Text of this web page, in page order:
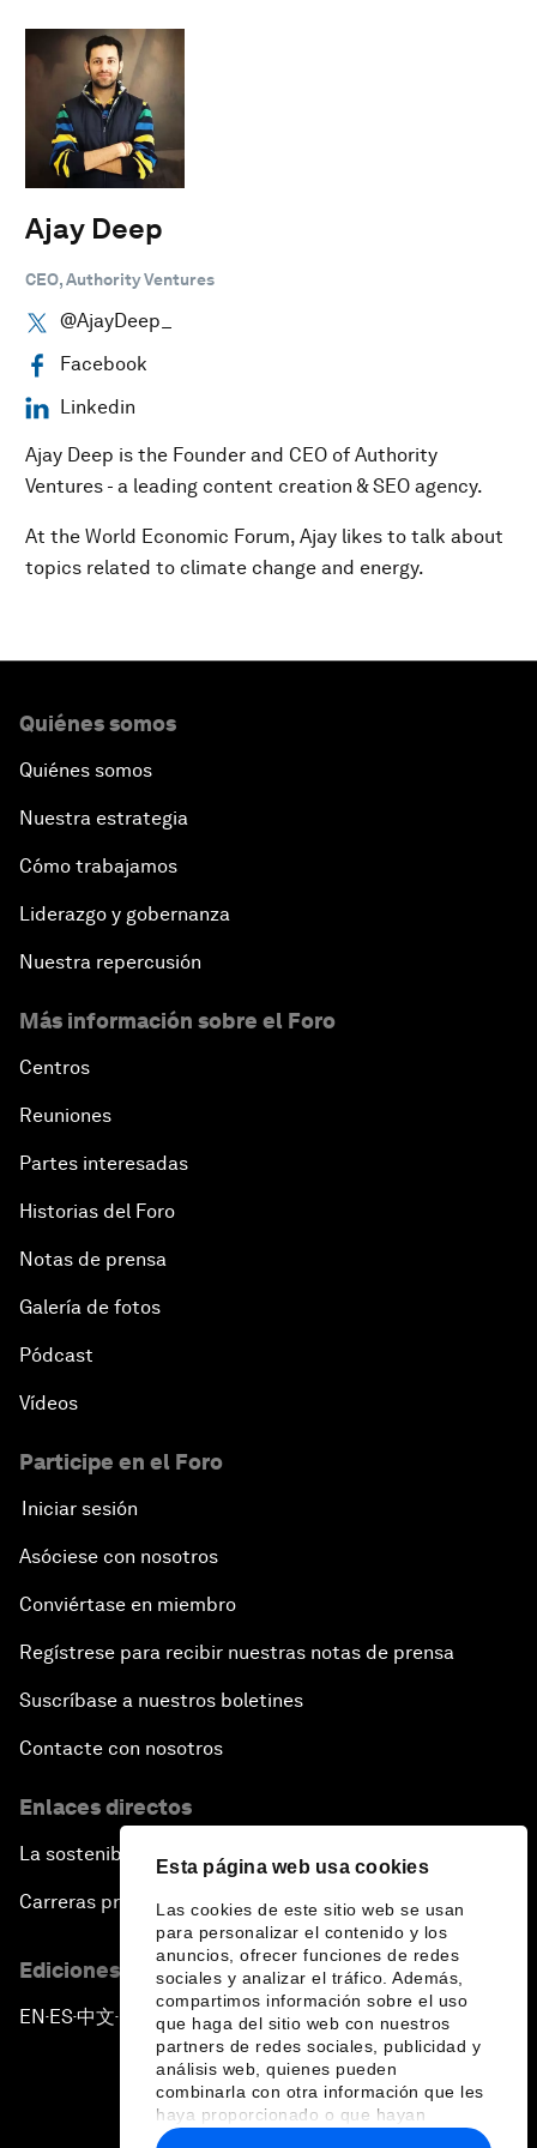
Esta página web usa cookies
Las cookies de este sitio web se usan
para personalizar el contenido y los
anuncios, ofrecer funciones de redes
sociales y analizar el tráfico. Además,
compartimos información sobre el uso
que haga del sitio web con nuestros
partners de redes sociales, publicidad y
análisis web, quienes pueden
combinarla con otra información que les
haya proporcionado o que hayan
recopilado a partir del uso que haya
Ajay Deep
CEO, Authority Ventures
@AjayDeep_
Facebook
Linkedin
Ajay Deep is the Founder and CEO of Authority
Ventures - a leading content creation & SEO agency.
At the World Economic Forum, Ajay likes to talk about
topics related to climate change and energy.
Quiénes somos
Quiénes somos
Nuestra estrategia
Cómo trabajamos
Liderazgo y gobernanza
Nuestra repercusión
Más información sobre el Foro
Centros
Reuniones
Partes interesadas
Historias del Foro
Notas de prensa
Galería de fotos
Pódcast
Vídeos
Participe en el Foro
Iniciar sesión
Asóciese con nosotros
Conviértase en miembro
Regístrese para recibir nuestras notas de prensa
Suscríbase a nuestros boletines
Contacte con nosotros
Enlaces directos
La sostenibilidad en el Foro
Carreras profesionales
Ediciones en otros idiomas
EN ▪ES▪中文▪ 日本語